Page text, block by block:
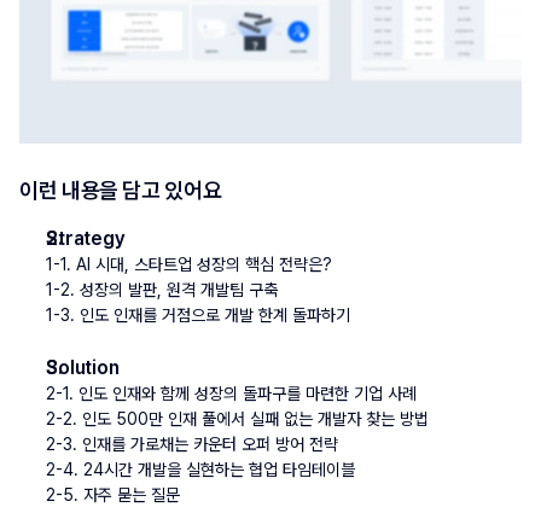
이런 내용을 담고 있어요
Strategy
1-1. AI 시대, 스타트업 성장의 핵심 전략은?
1-2. 성장의 발판, 원격 개발팀 구축
1-3. 인도 인재를 거점으로 개발 한계 돌파하기
Solution
2-1. 인도 인재와 함께 성장의 돌파구를 마련한 기업 사례
2-2. 인도 500만 인재 풀에서 실패 없는 개발자 찾는 방법
2-3. 인재를 가로채는 카운터 오퍼 방어 전략
2-4. 24시간 개발을 실현하는 협업 타임테이블
2-5. 자주 묻는 질문